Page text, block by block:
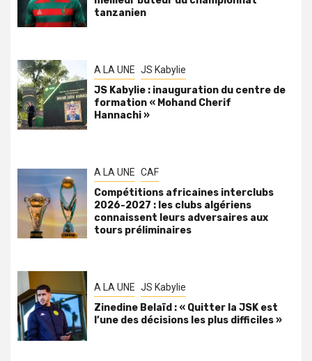
tanzanien
A LA UNE JS Kabylie
JS Kabylie : inauguration du centre de
formation « Mohand Cherif
Hannachi »
A LA UNE CAF
Compétitions africaines interclubs
2026-2027 : les clubs algériens
connaissent leurs adversaires aux
tours préliminaires
A LA UNE JS Kabylie
Zinedine Belaïd : « Quitter la JSK est
l’une des décisions les plus difficiles »